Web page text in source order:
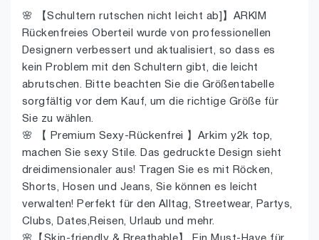
🌸 【Schultern rutschen nicht leicht ab]】ARKIM
Rückenfreies Oberteil wurde von professionellen
Designern verbessert und aktualisiert, so dass es
kein Problem mit den Schultern gibt, die leicht
abrutschen. Bitte beachten Sie die Größentabelle
sorgfältig vor dem Kauf, um die richtige Größe für
Sie zu wählen.
🌸 【 Premium Sexy-Rückenfrei 】Arkim y2k top,
machen Sie sexy Stile. Das gedruckte Design sieht
dreidimensionaler aus! Tragen Sie es mit Röcken,
Shorts, Hosen und Jeans, Sie können es leicht
verwalten! Perfekt für den Alltag, Streetwear, Partys,
Clubs, Dates,Reisen, Urlaub und mehr.